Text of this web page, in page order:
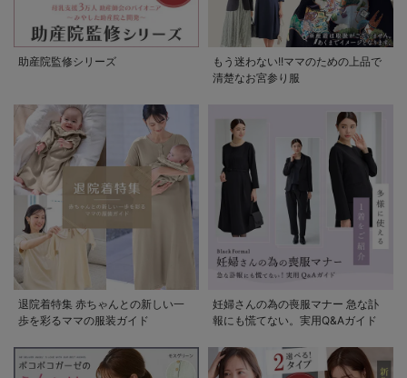
助産院監修シリーズ
もう迷わない!!ママのための上品で
清楚なお宮参り服
退院着特集 赤ちゃんとの新しい一
歩を彩るママの服装ガイド
妊婦さんの為の喪服マナー 急な訃
報にも慌てない。実用Q&Aガイド